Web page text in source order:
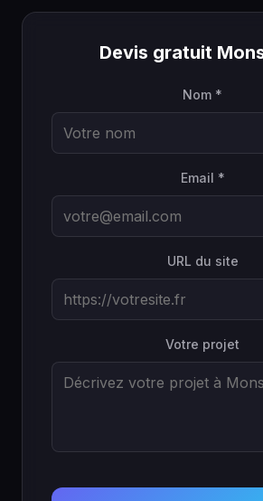
Devis gratuit
Nom *
Email *
URL du site
Votre projet